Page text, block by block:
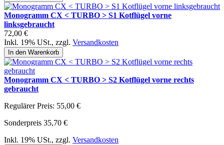
Monogramm CX < TURBO > S1 Kotflügel vorne
linksgebraucht
72,00 €
Inkl. 19% USt., zzgl. Versandkosten
In den Warenkorb
Monogramm CX < TURBO > S2 Kotflügel vorne rechts
gebraucht
Regulärer Preis: 55,00 €
Sonderpreis 35,70 €
Inkl. 19% USt., zzgl. Versandkosten